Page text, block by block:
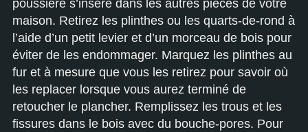
poussière s’insère dans les autres pièces de votre
maison. Retirez les plinthes ou les quarts-de-rond à
l’aide d’un petit levier et d’un morceau de bois pour
éviter de les endommager. Marquez les plinthes au
fur et à mesure que vous les retirez pour savoir où
les replacer lorsque vous aurez terminé de
retoucher le plancher. Remplissez les trous et les
fissures dans le bois avec du bouche-pores. Pour